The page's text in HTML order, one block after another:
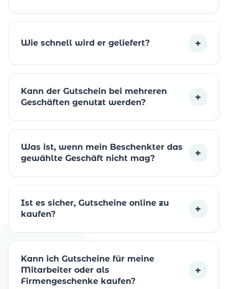
Wie schnell wird er geliefert? +
Kann der Gutschein bei mehreren
Geschäften genutzt werden?
+
Was ist, wenn mein Beschenkter das
gewählte Geschäft nicht mag?
+
Ist es sicher, Gutscheine online zu
kaufen?
+
Kann ich Gutscheine für meine
Mitarbeiter oder als
Firmengeschenke kaufen?
+